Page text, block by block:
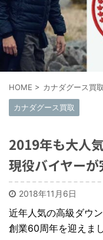
HOME > カナダグース買取
カナダグース買取
2019年も大人
現役バイヤー
2018年11月6日
近年人気の高級 ダウ
創業60周年を迎えまし